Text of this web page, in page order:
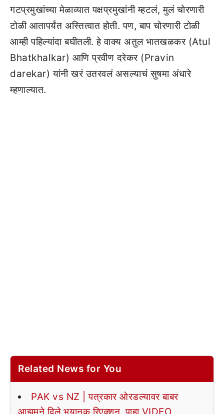
गटप्रमुखांच्या मेळाव्यात पक्षप्रमुखांनी म्हटलं, मुलं चोरणारी
टोळी आतापर्यंत अस्तित्वात होती. पण, बाप चोरणारी टोळी
आम्ही पहिल्यांदा बघीतली. हे वाक्य अतुल भातखळकर (Atul
Bhatkhalkar) आणि प्रवीण दरेकर (Pravin
darekar) यांनी खरं उतरवलं असल्याचं सुषमा अंधारे
म्हणाल्यात.
Related News for You
PAK vs NZ | पत्रकार ओरडल्यावर बाबर
आझमने दिले भयानक रिएक्शन, पाहा VIDEO